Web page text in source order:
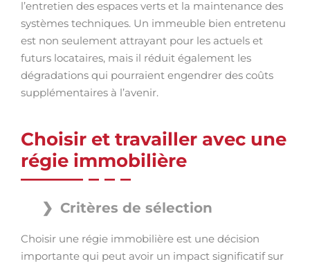
l’entretien des espaces verts et la maintenance des
systèmes techniques. Un immeuble bien entretenu
est non seulement attrayant pour les actuels et
futurs locataires, mais il réduit également les
dégradations qui pourraient engendrer des coûts
supplémentaires à l’avenir.
Choisir et travailler avec une
régie immobilière
Critères de sélection
Choisir une régie immobilière est une décision
importante qui peut avoir un impact significatif sur